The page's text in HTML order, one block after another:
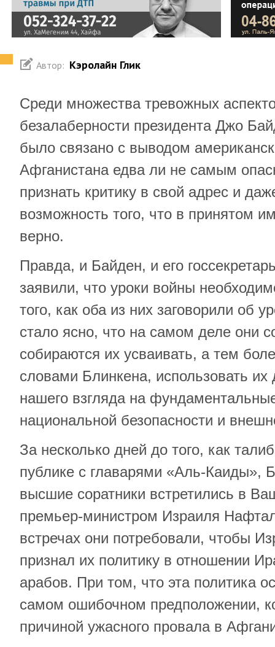
Автор: Кэролайн Глик
Среди множества тревожных
безалаберности президента Джо
было связано с выводом
Афганистана едва ли не самым
признать критику в свой адрес и
возможность того, что в принятом
верно.
Правда, и Байден, и его
заявили, что уроки войны
того, как оба из них заговорили об
стало ясно, что на самом деле они
собираются их усваивать, а тем
словами Блинкена, использовать
нашего взгляда на
национальной безопасности и
За несколько дней до того, как
публике с главарями «Аль-Каиды»,
высшие соратники встретились в
премьер-министром Израиля
встречах они потребовали, чтобы
признал их политику в отношении
арабов. При том, что эта политика
самом ошибочном предположении,
причиной ужасного провала в